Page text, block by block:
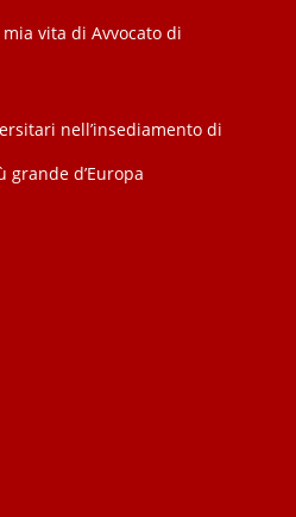
vita di Avvocato di
nell’insediamento di
d’Europa